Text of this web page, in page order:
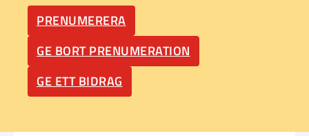
PRENUMERERA
GE BORT PRENUMERATION
GE ETT BIDRAG